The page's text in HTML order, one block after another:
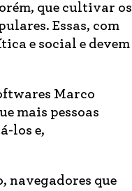
que cultivar os
Essas, com
e social e devem
Marco
mais pessoas
los e,
navegadores que